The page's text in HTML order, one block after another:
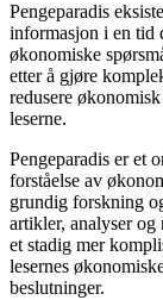
Pengeparadis
informasjon i en tid
økonomiske
etter å gjøre
redusere
leserne.
Pengeparadis er et
forståelse av
grundig forskning
artikler, analyser og
et stadig mer
lesernes
beslutninger.